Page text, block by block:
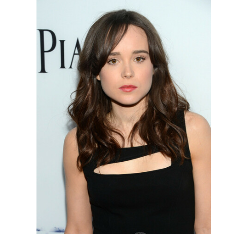
「世界の売春婦（セクロスワーカー）の数と割合」
反論「そんなはずはない日本は上位なはずだ」←こ
Powered by livedoor 相互RSS